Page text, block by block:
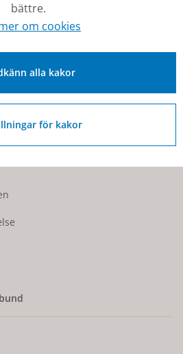
2, 544 30 Hjo
22 Hjo
1728
bättre.
om cookies
alla kakor
för kakor